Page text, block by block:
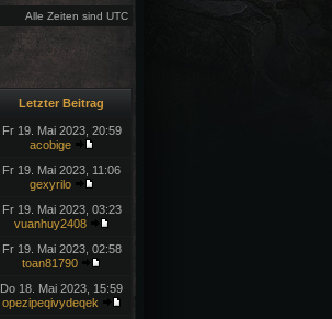
Alle Zeiten sind UTC
Letzter Beitrag
Fr 19. Mai 2023, 20:59
acobige
Fr 19. Mai 2023, 11:06
gexyrilo
Fr 19. Mai 2023, 03:23
vuanhuy2408
Fr 19. Mai 2023, 02:58
toan81790
Do 18. Mai 2023, 15:59
opezipeqivydeqek